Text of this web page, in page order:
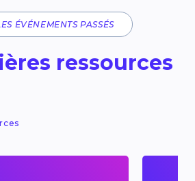
ÉVÉNEMENTS PASSÉS
ressources